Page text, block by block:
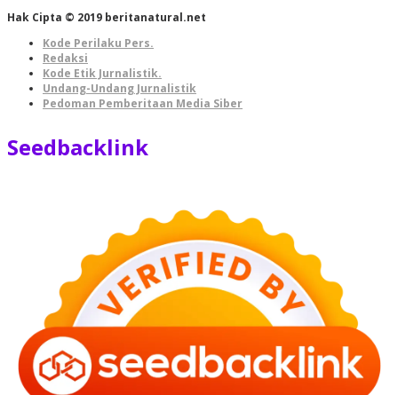
Hak Cipta © 2019 beritanatural.net
Kode Perilaku Pers.
Redaksi
Kode Etik Jurnalistik.
Undang-Undang Jurnalistik
Pedoman Pemberitaan Media Siber
Seedbacklink